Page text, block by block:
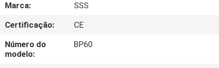
VÍDEOS
SOBRE
NÓS
Marca:
SSS
Certificação:
CE
Número do
modelo:
BP60